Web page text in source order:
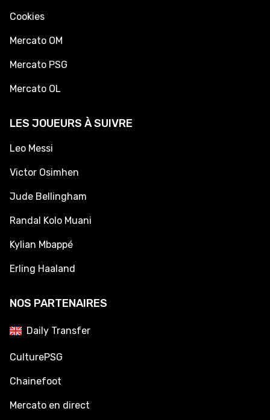
Cookies
Mercato OM
Mercato PSG
Mercato OL
LES JOUEURS À SUIVRE
Leo Messi
Victor Osimhen
Jude Bellingham
Randal Kolo Muani
Kylian Mbappé
Erling Haaland
NOS PARTENAIRES
Daily Transfer
CulturePSG
Chainefoot
Mercato en direct